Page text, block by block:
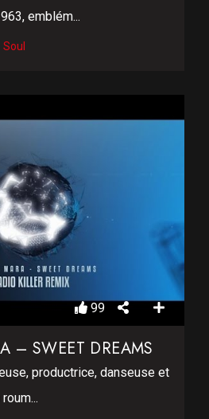
emblém...
Soul
99
– SWEET DREAMS
productrice, danseuse et